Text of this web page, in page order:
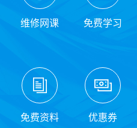
维修网课 免费学习
免费资料 优惠券